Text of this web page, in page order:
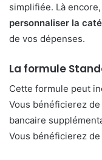
simplifiée. Là
personnaliser la
de vos dépenses.
La formule
Cette formule peut
Vous bénéficierez de
bancaire
Vous bénéficierez de